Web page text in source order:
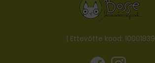
| Ettevõtte kood: 10001839